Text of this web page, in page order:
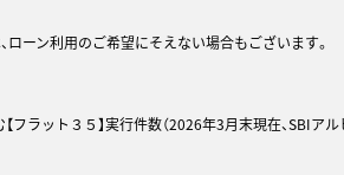
ーン利用のご希望にそえない場合もございます。
ラット３５】実行件数（2026年3月末現在、SBIアル